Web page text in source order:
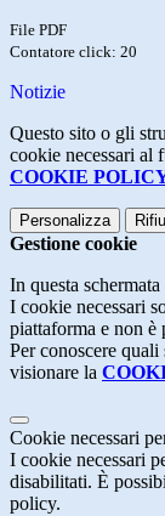
File PDF
Contatore click: 20
Notizie
Questo sito o gli
cookie necessari al
COOKIE
Personalizza
Gestione cookie
In questa
I cookie necessari
piattaforma e non è
Per conoscere
visionare la
Cookie necessari
I cookie necessari
disabilitati. È
policy.